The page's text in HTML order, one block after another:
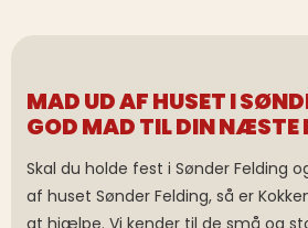
MAD UD AF HUSET I
GOD MAD TIL DIN NÆSTE
Skal du holde fest i Sønder Felding
af huset Sønder Felding, så er